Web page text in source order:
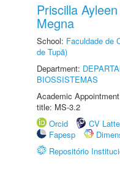
Priscilla
Megna
School: Faculdade de
de Tupã)
Department:
BIOSSISTEMAS
Academic
title: MS-3.2
Orcid
CV
Fapesp
Repositório